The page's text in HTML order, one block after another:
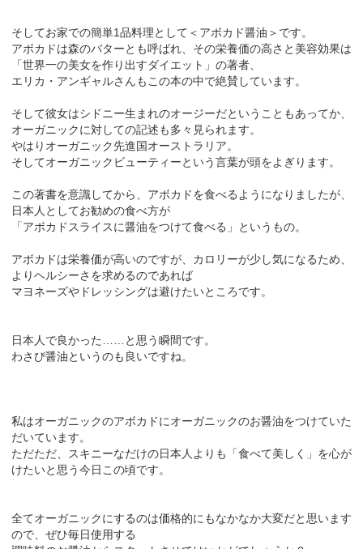
そしてお家での簡単1品料理として＜アボカド醤油＞です。
アボカドは森のバターとも呼ばれ、その栄養価の高さと美容効果は
「世界一の美女を作り出すダイエット」の著者、
エリカ・アンギャルさんもこの本の中で絶賛しています。
そして彼女はシドニー生まれのオージーだということもあってか、
オーガニックに対しての記述も多々見られます。
やはりオーガニック先進国オーストラリア。
そしてオーガニックビューティーという言葉が頭をよぎります。
この著書を意識してから、アボカドを食べるようになりましたが、
日本人としてお勧めの食べ方が
「アボカドスライスに醤油をつけて食べる」というもの。
アボカドは栄養価が高いのですが、カロリーが少し気になるため、
よりヘルシーさを求めるのであれば
マヨネーズやドレッシングは避けたいところです。
日本人で良かった……と思う瞬間です。
わさび醤油というのも良いですね。
私はオーガニックのアボカドにオーガニックのお醤油をつけていた
だいています。
ただただ、スキニーなだけの日本人よりも「食べて美しく」を心が
けたいと思う今日この頃です。
全てオーガニックにするのは価格的にもなかなか大変だと思います
ので、ぜひ毎日使用する